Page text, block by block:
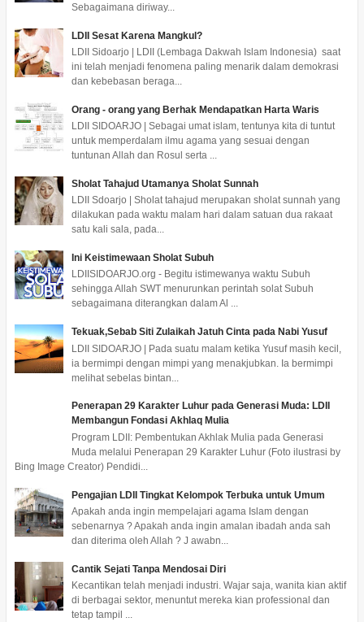
Sebagaimana diriway...
LDII Sesat Karena Mangkul?
LDII Sidoarjo | LDII (Lembaga Dakwah Islam Indonesia) saat
ini telah menjadi fenomena paling menarik dalam demokrasi
dan kebebasan beraga...
Orang - orang yang Berhak Mendapatkan Harta Waris
LDII SIDOARJO | Sebagai umat islam, tentunya kita di tuntut
untuk memperdalam ilmu agama yang sesuai dengan
tuntunan Allah dan Rosul serta ...
Sholat Tahajud Utamanya Sholat Sunnah
LDII Sdoarjo | Sholat tahajud merupakan sholat sunnah yang
dilakukan pada waktu malam hari dalam satuan dua rakaat
satu kali sala, pada...
Ini Keistimewaan Sholat Subuh
LDIISIDOARJO.org - Begitu istimewanya waktu Subuh
sehingga Allah SWT menurunkan perintah solat Subuh
sebagaimana diterangkan dalam Al ...
Tekuak,Sebab Siti Zulaikah Jatuh Cinta pada Nabi Yusuf
LDII SIDOARJO | Pada suatu malam ketika Yusuf masih kecil,
ia bermimpi dengan mimpi yang menakjubkan. Ia bermimpi
melihat sebelas bintan...
Penerapan 29 Karakter Luhur pada Generasi Muda: LDII
Membangun Fondasi Akhlaq Mulia
Program LDII: Pembentukan Akhlak Mulia pada Generasi
Muda melalui Penerapan 29 Karakter Luhur (Foto ilustrasi by
Bing Image Creator) Pendidi...
Pengajian LDII Tingkat Kelompok Terbuka untuk Umum
Apakah anda ingin mempelajari agama Islam dengan
sebenarnya ? Apakah anda ingin amalan ibadah anda sah
dan diterima oleh Allah ? J awabn...
Cantik Sejati Tanpa Mendosai Diri
Kecantikan telah menjadi industri. Wajar saja, wanita kian aktif
di berbagai sektor, menuntut mereka kian professional dan
tetap tampil ...